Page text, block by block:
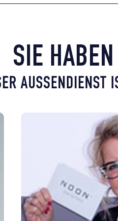
SIE
AUSSENDIENST